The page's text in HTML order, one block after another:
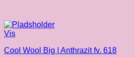
Vis
Cool Wool Big | Anthrazit fv. 618